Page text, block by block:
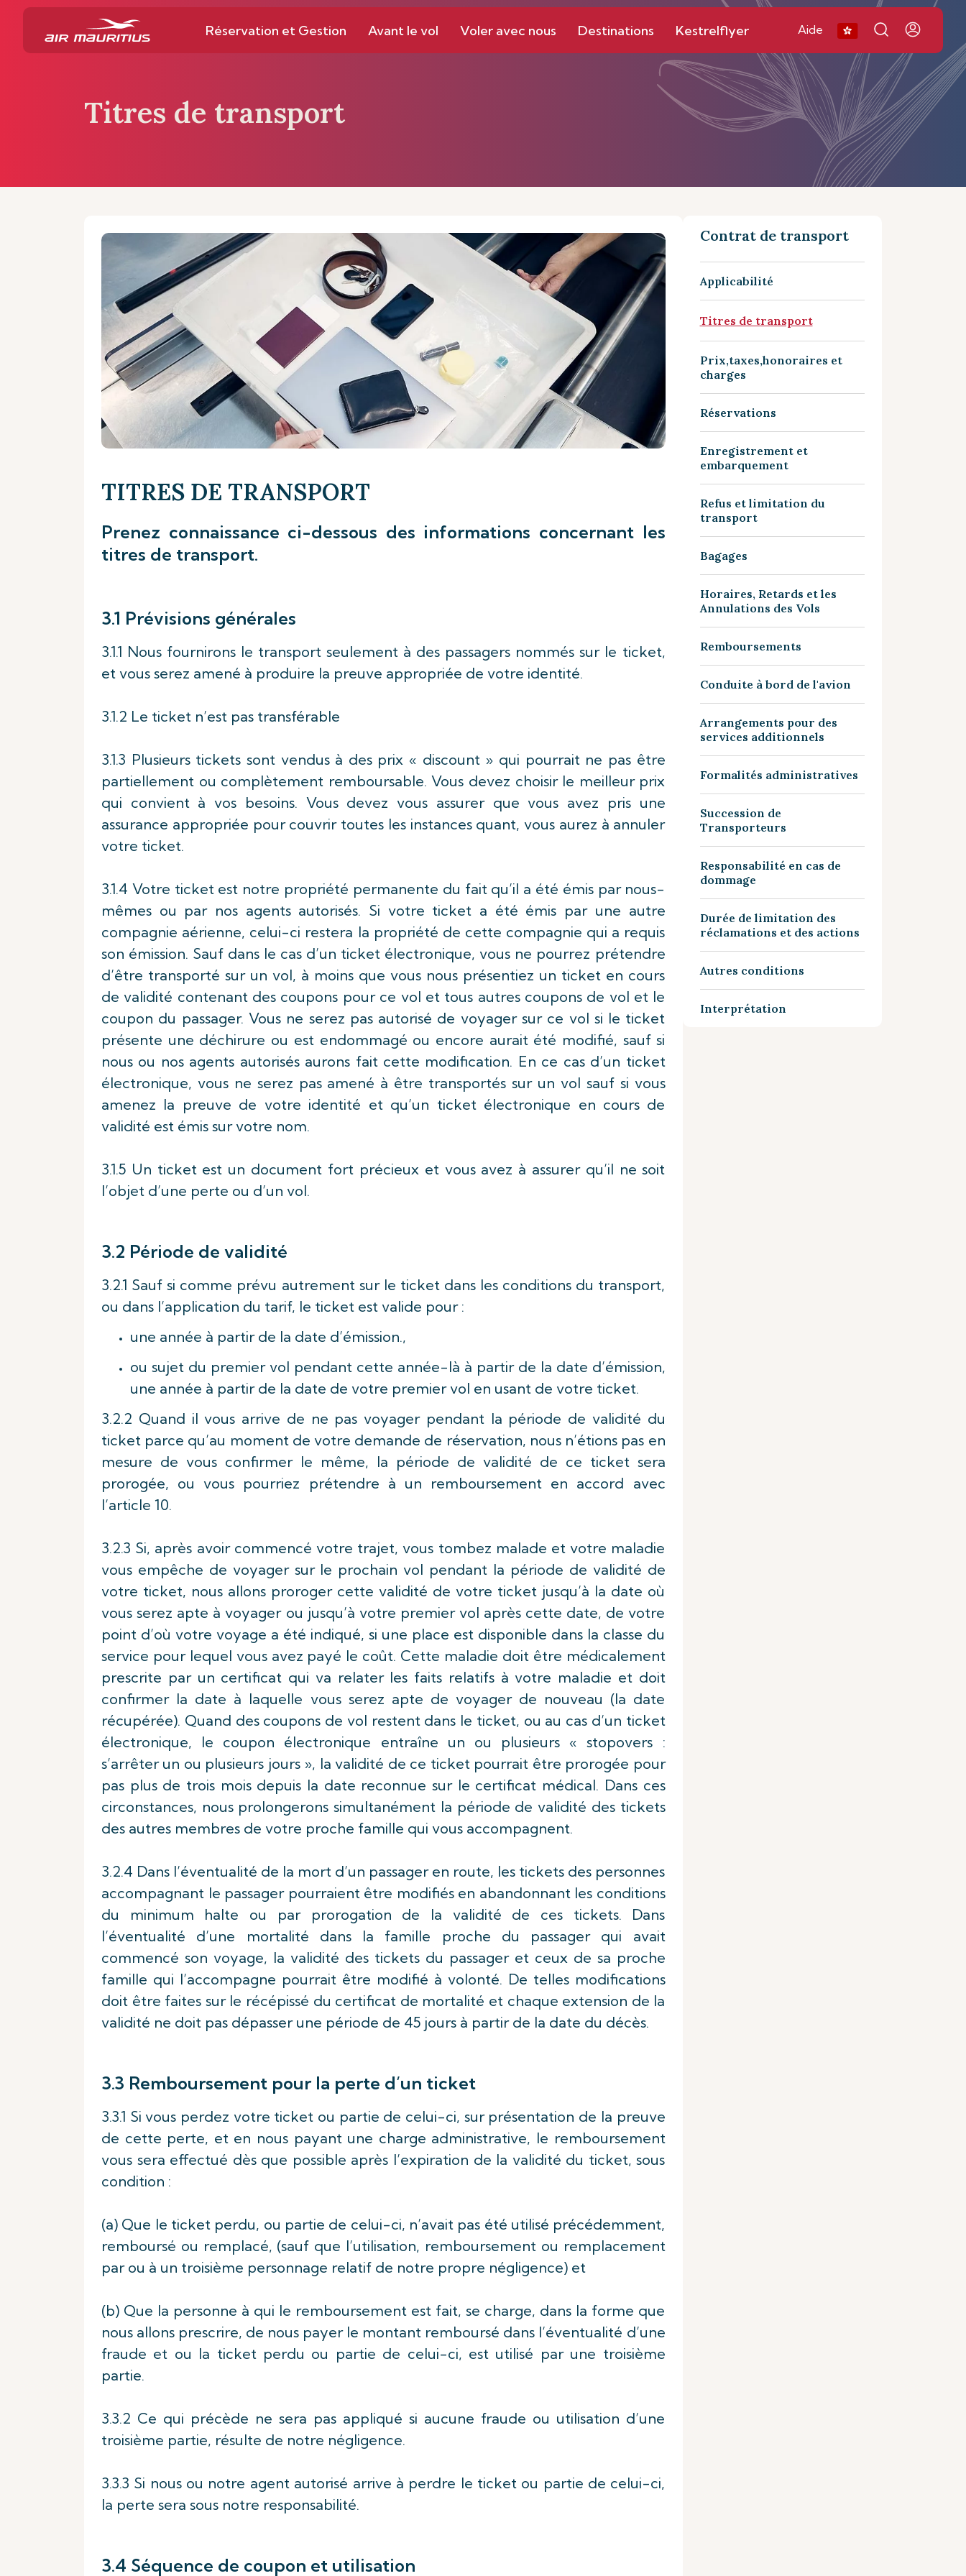
Réservation et Gestion Avant le vol Voler avec nous Destinations Kestrelflyer Aide
Titres de transport
TITRES DE TRANSPORT
Prenez connaissance ci-dessous des informations concernant les
titres de transport.
3.1 Prévisions générales
3.1.1 Nous fournirons le transport seulement à des passagers nommés sur le ticket,
et vous serez amené à produire la preuve appropriée de votre identité.
3.1.2 Le ticket n’est pas transférable
3.1.3 Plusieurs tickets sont vendus à des prix « discount » qui pourrait ne pas être
partiellement ou complètement remboursable. Vous devez choisir le meilleur prix
qui convient à vos besoins. Vous devez vous assurer que vous avez pris une
assurance appropriée pour couvrir toutes les instances quant, vous aurez à annuler
votre ticket.
3.1.4 Votre ticket est notre propriété permanente du fait qu’il a été émis par nous-
mêmes ou par nos agents autorisés. Si votre ticket a été émis par une autre
compagnie aérienne, celui-ci restera la propriété de cette compagnie qui a requis
son émission. Sauf dans le cas d’un ticket électronique, vous ne pourrez prétendre
d’être transporté sur un vol, à moins que vous nous présentiez un ticket en cours
de validité contenant des coupons pour ce vol et tous autres coupons de vol et le
coupon du passager. Vous ne serez pas autorisé de voyager sur ce vol si le ticket
présente une déchirure ou est endommagé ou encore aurait été modifié, sauf si
nous ou nos agents autorisés aurons fait cette modification. En ce cas d’un ticket
électronique, vous ne serez pas amené à être transportés sur un vol sauf si vous
amenez la preuve de votre identité et qu’un ticket électronique en cours de
validité est émis sur votre nom.
3.1.5 Un ticket est un document fort précieux et vous avez à assurer qu’il ne soit
l’objet d’une perte ou d’un vol.
3.2 Période de validité
3.2.1 Sauf si comme prévu autrement sur le ticket dans les conditions du transport,
ou dans l’application du tarif, le ticket est valide pour :
une année à partir de la date d’émission.,
ou sujet du premier vol pendant cette année-là à partir de la date d’émission,
une année à partir de la date de votre premier vol en usant de votre ticket.
3.2.2 Quand il vous arrive de ne pas voyager pendant la période de validité du
ticket parce qu’au moment de votre demande de réservation, nous n’étions pas en
mesure de vous confirmer le même, la période de validité de ce ticket sera
prorogée, ou vous pourriez prétendre à un remboursement en accord avec
l’article 10.
3.2.3 Si, après avoir commencé votre trajet, vous tombez malade et votre maladie
vous empêche de voyager sur le prochain vol pendant la période de validité de
votre ticket, nous allons proroger cette validité de votre ticket jusqu’à la date où
vous serez apte à voyager ou jusqu’à votre premier vol après cette date, de votre
point d’où votre voyage a été indiqué, si une place est disponible dans la classe du
service pour lequel vous avez payé le coût. Cette maladie doit être médicalement
prescrite par un certificat qui va relater les faits relatifs à votre maladie et doit
confirmer la date à laquelle vous serez apte de voyager de nouveau (la date
récupérée). Quand des coupons de vol restent dans le ticket, ou au cas d’un ticket
électronique, le coupon électronique entraîne un ou plusieurs « stopovers :
s’arrêter un ou plusieurs jours », la validité de ce ticket pourrait être prorogée pour
pas plus de trois mois depuis la date reconnue sur le certificat médical. Dans ces
circonstances, nous prolongerons simultanément la période de validité des tickets
des autres membres de votre proche famille qui vous accompagnent.
3.2.4 Dans l’éventualité de la mort d’un passager en route, les tickets des personnes
accompagnant le passager pourraient être modifiés en abandonnant les conditions
du minimum halte ou par prorogation de la validité de ces tickets. Dans
l’éventualité d’une mortalité dans la famille proche du passager qui avait
commencé son voyage, la validité des tickets du passager et ceux de sa proche
famille qui l’accompagne pourrait être modifié à volonté. De telles modifications
doit être faites sur le récépissé du certificat de mortalité et chaque extension de la
validité ne doit pas dépasser une période de 45 jours à partir de la date du décès.
3.3 Remboursement pour la perte d’un ticket
3.3.1 Si vous perdez votre ticket ou partie de celui-ci, sur présentation de la preuve
de cette perte, et en nous payant une charge administrative, le remboursement
vous sera effectué dès que possible après l’expiration de la validité du ticket, sous
condition :
(a) Que le ticket perdu, ou partie de celui-ci, n’avait pas été utilisé précédemment,
remboursé ou remplacé, (sauf que l’utilisation, remboursement ou remplacement
par ou à un troisième personnage relatif de notre propre négligence) et
(b) Que la personne à qui le remboursement est fait, se charge, dans la forme que
nous allons prescrire, de nous payer le montant remboursé dans l’éventualité d’une
fraude et ou la ticket perdu ou partie de celui-ci, est utilisé par une troisième
partie.
3.3.2 Ce qui précède ne sera pas appliqué si aucune fraude ou utilisation d’une
troisième partie, résulte de notre négligence.
3.3.3 Si nous ou notre agent autorisé arrive à perdre le ticket ou partie de celui-ci,
la perte sera sous notre responsabilité.
3.4 Séquence de coupon et utilisation
Contrat de transport
Applicabilité
Titres de transport
Prix,taxes,honoraires et
charges
Réservations
Enregistrement et
embarquement
Refus et limitation du
transport
Bagages
Horaires, Retards et les
Annulations des Vols
Remboursements
Conduite à bord de l'avion
Arrangements pour des
services additionnels
Formalités administratives
Succession de
Transporteurs
Responsabilité en cas de
dommage
Durée de limitation des
réclamations et des actions
Autres conditions
Interprétation